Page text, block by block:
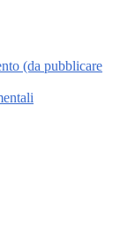
(da pubblicare